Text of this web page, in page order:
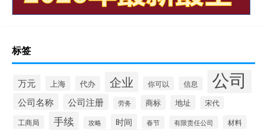
标签
万元 上海 代办 企业 你可以 信息 公司
公司名称 公司注册 劳务 商标 地址 宋代
工商局 手续 攻略 时间 春节 有限责任公司 材料